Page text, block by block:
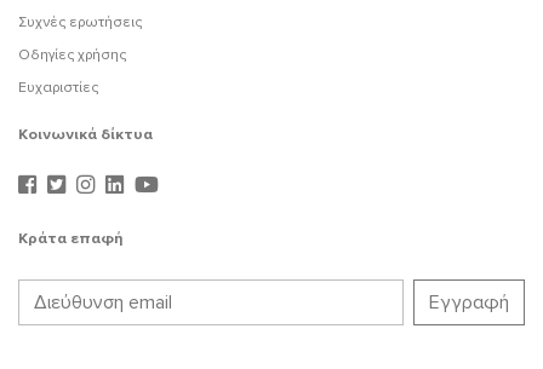
Συχνές ερωτήσεις
Οδηγίες χρήσης
Ευχαριστίες
Κοινωνικά δίκτυα
Κράτα επαφή